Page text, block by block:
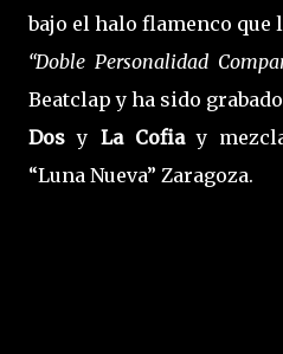
bajo el halo flamenco que
“Doble Personalidad
Beatclap y ha sido
Dos y La Cofiay
“Luna Nueva” Zaragoza.